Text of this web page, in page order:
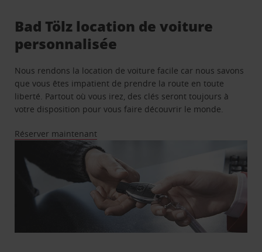
Bad Tölz location de voiture
personnalisée
Nous rendons la location de voiture facile car nous savons
que vous êtes impatient de prendre la route en toute
liberté. Partout où vous irez, des clés seront toujours à
votre disposition pour vous faire découvrir le monde.
Réserver maintenant